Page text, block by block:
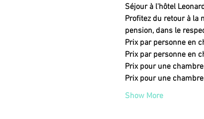
Séjour à l'hôtel
Profitez du retour à la
pension, dans le
Prix par personne en
Prix par personne en
Prix pour une
Prix pour une
Show More